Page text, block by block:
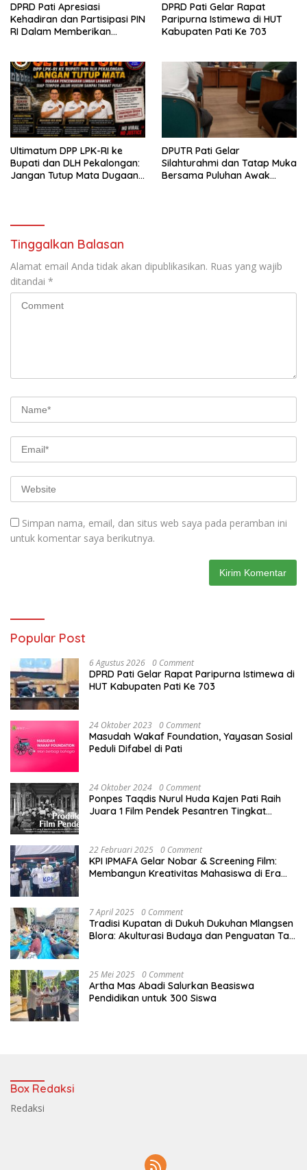
DPRD Pati Apresiasi
Kehadiran dan Partisipasi PIN
RI Dalam Memberikan
DPRD Pati Gelar Rapat
Paripurna Istimewa di HUT
Kabupaten Pati Ke 703
Ultimatum DPP LPK-RI ke
Bupati dan DLH Pekalongan:
Jangan Tutup Mata Dugaan
DPUTR Pati Gelar
Silahturahmi dan Tatap Muka
Bersama Puluhan Awak
Tinggalkan Balasan
Alamat email Anda tidak akan dipublikasikan. Ruas yang wajib
ditandai *
Simpan nama, email, dan situs web saya pada peramban ini
untuk komentar saya berikutnya.
Popular Post
6 Agustus 2026 0 Comment
DPRD Pati Gelar Rapat Paripurna Istimewa di
HUT Kabupaten Pati Ke 703
24 Oktober 2023 0 Comment
Masudah Wakaf Foundation, Yayasan Sosial
Peduli Difabel di Pati
24 Oktober 2024 0 Comment
Ponpes Taqdis Nurul Huda Kajen Pati Raih
Juara 1 Film Pendek Pesantren Tingkat
22 Februari 2025 0 Comment
KPI IPMAFA Gelar Nobar & Screening Film:
Membangun Kreativitas Mahasiswa di Era
7 April 2025 0 Comment
Tradisi Kupatan di Dukuh Dukuhan Mlangsen
Blora: Akulturasi Budaya dan Penguatan Tali
25 Mei 2025 0 Comment
Artha Mas Abadi Salurkan Beasiswa
Pendidikan untuk 300 Siswa
Box Redaksi
Redaksi